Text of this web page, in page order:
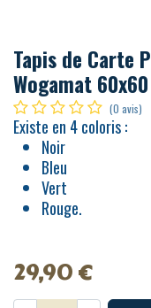
Tapis de Carte
Wogamat
(0 avis)
Existe en 4 coloris :
Noir
Bleu
Vert
Rouge.
29,90€